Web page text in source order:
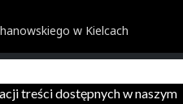
w Kielcach
treści dostępnych w naszym